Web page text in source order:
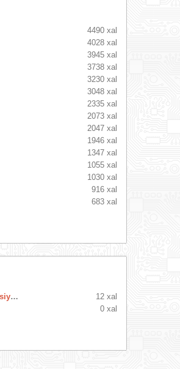
4490 xal
4028 xal
3945 xal
3738 xal
3230 xal
3048 xal
2335 xal
2073 xal
2047 xal
1946 xal
1347 xal
1055 xal
1030 xal
916 xal
683 xal
ASAN xidmet Innovasiya Mərkəzi
12 xal
0 xal